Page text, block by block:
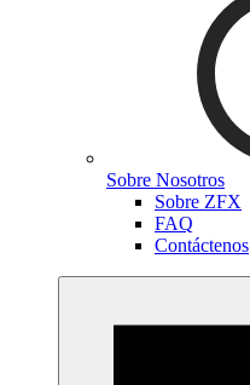
Sobre Nosotros
Sobre ZFX
FAQ
Contáctenos